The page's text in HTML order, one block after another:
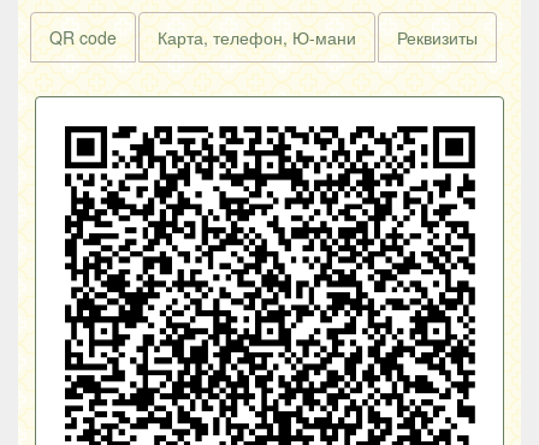
QR code Карта, телефон, Ю-мани Реквизиты